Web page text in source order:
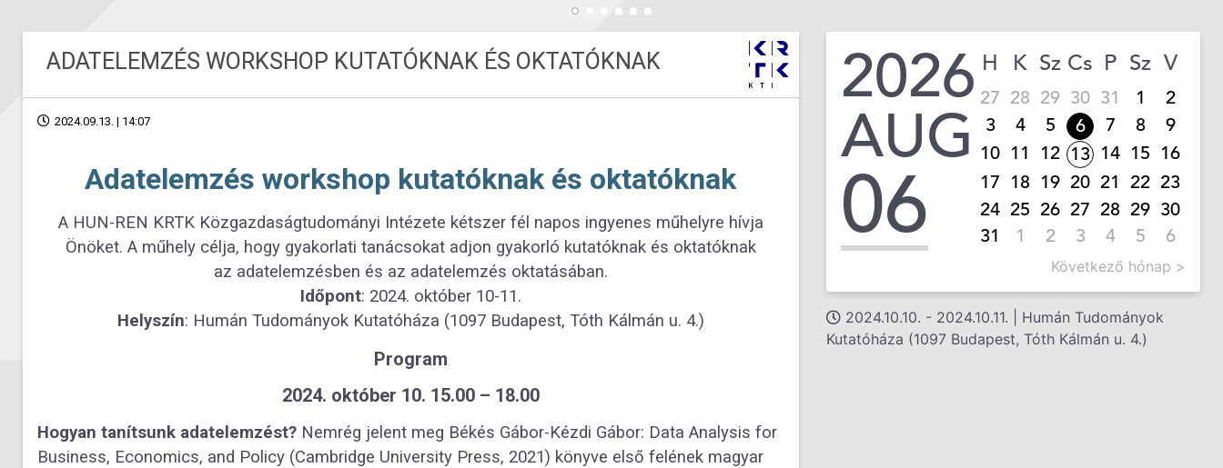
ADATELEMZÉS WORKSHOP KUTATÓKNAK ÉS OKTATÓKNAK
2024.09.13. | 14:07
Adatelemzés workshop kutatóknak és oktatóknak
A HUN-REN KRTK Közgazdaságtudományi Intézete kétszer fél napos ingyenes műhelyre hívja
Önöket. A műhely célja, hogy gyakorlati tanácsokat adjon gyakorló kutatóknak és oktatóknak
az adatelemzésben és az adatelemzés oktatásában.
Időpont: 2024. október 10-11.
Helyszín: Humán Tudományok Kutatóháza (1097 Budapest, Tóth Kálmán u. 4.)
Program
2024. október 10. 15.00 – 18.00
Hogyan tanítsunk adatelemzést? Nemrég jelent meg Békés Gábor-Kézdi Gábor: Data Analysis for
Business, Economics, and Policy (Cambridge University Press, 2021) könyve első felének magyar
2026
AUG
06
H K Sz Cs P Sz V
27 28 29 30 31 1
2
3
4 5 6 7 8
9
10 11 12 13 14 15 16
17 18 19 20 21 22 23
24 25 26 27 28 29 30
31
1 2 3 4 5 6
Következő hónap >
2024.10.10. - 2024.10.11. | Humán Tudományok
Kutatóháza (1097 Budapest, Tóth Kálmán u. 4.)